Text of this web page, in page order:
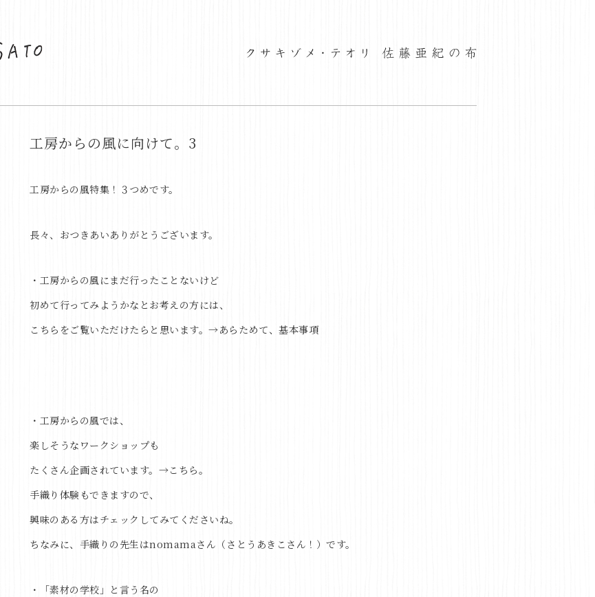
工房からの風に向けて。3
工房からの風特集！３つめです。
長々、おつきあいありがとうございます。
・工房からの風にまだ行ったことないけど
初めて行ってみようかなとお考えの方には、
こちらをご覧いただけたらと思います。→あらためて、基本事項
・工房からの風では、
楽しそうなワークショップも
たくさん企画されています。→こちら。
手織り体験もできますので、
興味のある方はチェックしてみてくださいね。
ちなみに、手織りの先生はnomamaさん（さとうあきこさん！）です。
・「素材の学校」と言う名の